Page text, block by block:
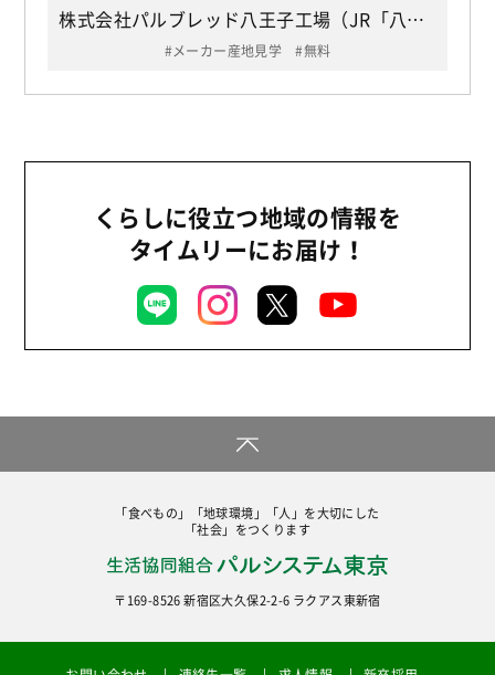
株式会社パルブレッド八王子工場（JR「八王子駅」下車、北口1番乗り場よりバス10分,京王線「京王八王子駅」下車、西口7番または8番乗り場よりバス7分「大和田坂下バス停」下車/八王子市大和田町4-6-3）
メーカー産地見学 無料
くらしに役立つ地域の情報を
タイムリーにお届け！
「食べもの」「地球環境」「人」を大切にした
「社会」をつくります
〒169-8526 新宿区大久保2-2-6 ラクアス東新宿